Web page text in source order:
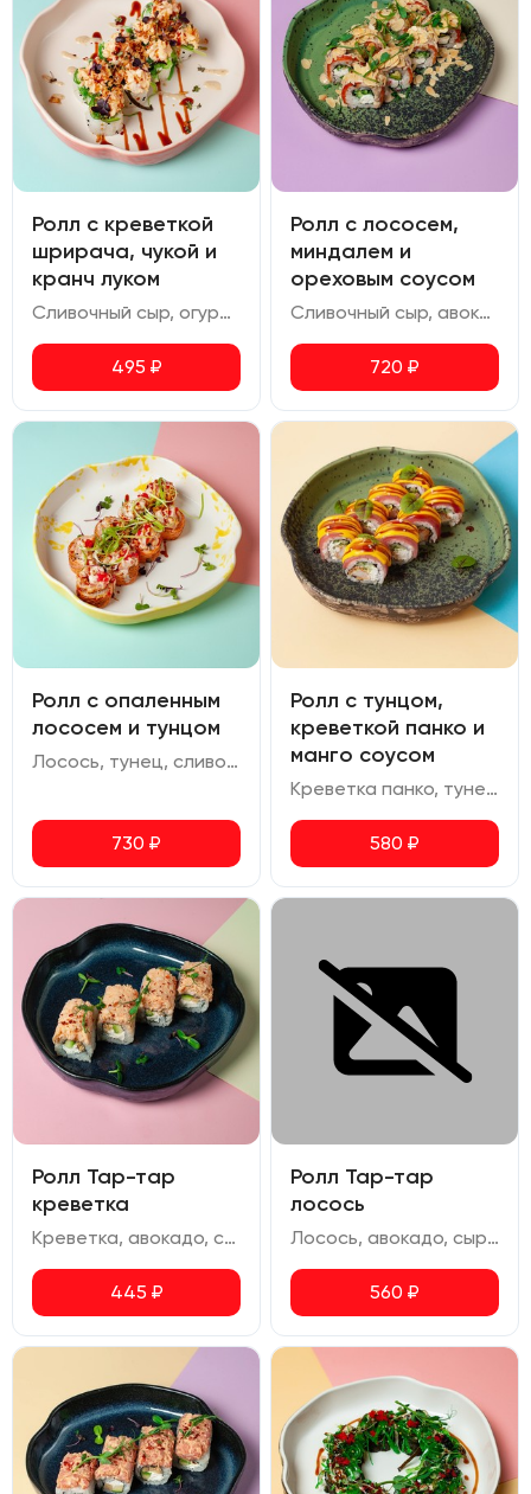
Ролл с креветкой
шрирача, чукой и
кранч луком
Сливочный сыр, огурец, омлет, креветка, чука, соус ореховый, соус шрирача, соус терияки, соус спайси, кранч лук
495 ₽
Ролл с лососем,
миндалем и
ореховым соусом
Сливочный сыр, авокадо, лосось, огурец, миндаль, ореховый соус
720 ₽
Ролл с опаленным
лососем и тунцом
Лосось, тунец, сливочный сыр, огурец, кранч лук, соус спайси, ореховый соус, икра масаго
730 ₽
Ролл с тунцом,
креветкой панко и
манго соусом
Креветка панко, тунец, огурец, сливочный сыр, манго соус, соус терияки
580 ₽
Ролл Тар-тар
креветка
Креветка, авокадо, сыр сливочный, омлет, соус спайси, перец чили сушеный
445 ₽
Ролл Тар-тар
лосось
Лосось, авокадо, сыр сливочный, омлет, соус спайси, перец чили сушеный
560 ₽